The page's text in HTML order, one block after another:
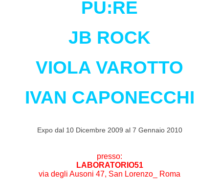
PU:RE
JB ROCK
VIOLA VAROTTO
IVAN CAPONECCHI
Expo dal 10 Dicembre 2009 al 7 Gennaio 2010
presso:
LABORATORIO51
via degli Ausoni 47, San Lorenzo_ Roma